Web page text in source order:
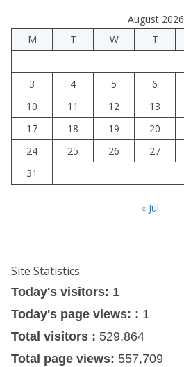
August 2026
M
T W T
3
4 5 6
10
11 12 13
17
18 19 20
24
25 26 27
31
« Jul
Site Statistics
Today's visitors: 1
Today's page views: : 1
Total visitors : 529,864
Total page views: 557,709